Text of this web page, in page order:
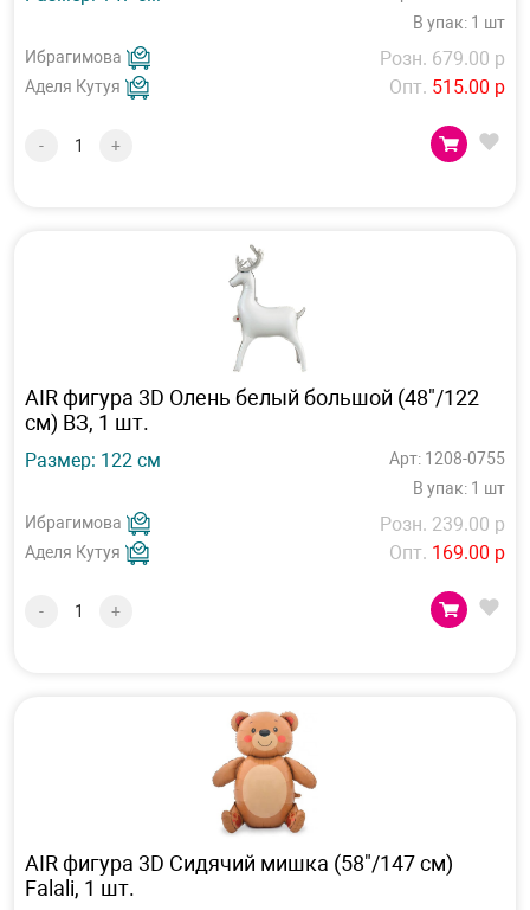
В упак: 1 шт
Ибрагимова
Аделя Кутуя
Розн. 679.00 р
Опт. 515.00 р
- +
AIR фигура 3D Олень белый большой (48"/122
см) ВЗ, 1 шт.
Размер: 122 см
Арт: 1208-0755
В упак: 1 шт
Ибрагимова
Аделя Кутуя
Розн. 239.00 р
Опт. 169.00 р
- +
AIR фигура 3D Сидячий мишка (58"/147 см)
Falali, 1 шт.